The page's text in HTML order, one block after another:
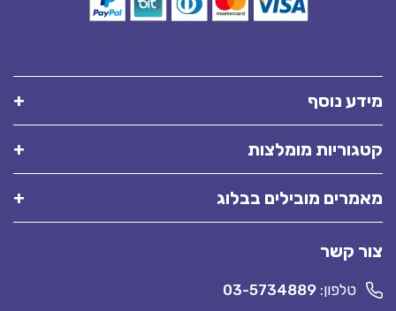
מידע נוסף
קטגוריות מומלצות
מאמרים מובילים בבלוג
צור קשר
טלפון: 03-5734889